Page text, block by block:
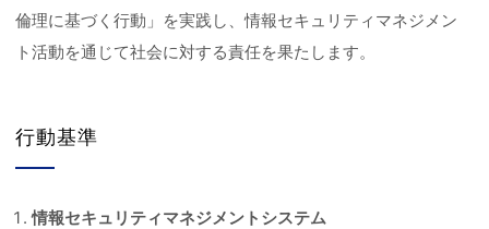
倫理に基づく行動」を実践し、情報セキュリティマネジメン
ト活動を通じて社会に対する責任を果たします。
行動基準
情報セキュリティマネジメントシステム